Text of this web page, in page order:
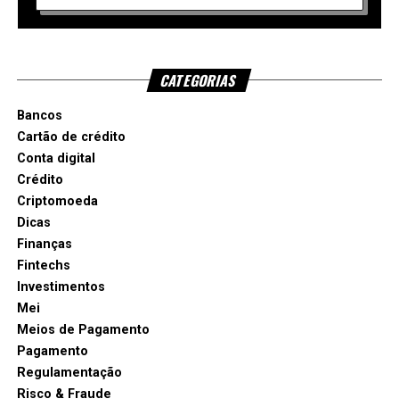
CATEGORIAS
Bancos
Cartão de crédito
Conta digital
Crédito
Criptomoeda
Dicas
Finanças
Fintechs
Investimentos
Mei
Meios de Pagamento
Pagamento
Regulamentação
Risco & Fraude